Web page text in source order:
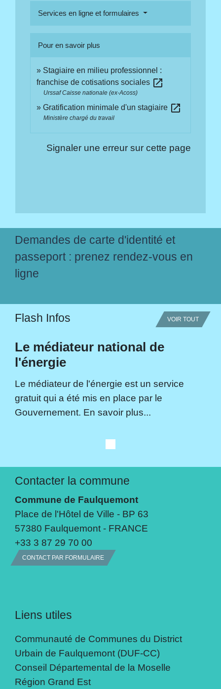
Services en ligne et formulaires
Pour en savoir plus
Stagiaire en milieu professionnel :
franchise de cotisations sociales open_in_new
Urssaf Caisse nationale (ex-Acoss)
Gratification minimale d'un stagiaire open_in_new
Ministère chargé du travail
Signaler une erreur sur cette page
Demandes de carte d'identité et
passeport : prenez rendez-vous en
ligne
Flash Infos VOIR TOUT
Le médiateur national de
l'énergie
Le médiateur de l'énergie est un service
gratuit qui a été mis en place par le
Gouvernement. En savoir plus...
Contacter la commune
Commune de Faulquemont
Place de l'Hôtel de Ville - BP 63
57380 Faulquemont - FRANCE
+33 3 87 29 70 00
CONTACT PAR FORMULAIRE
Liens utiles
Communauté de Communes du District
Urbain de Faulquemont (DUF-CC)
Conseil Départemental de la Moselle
Région Grand Est